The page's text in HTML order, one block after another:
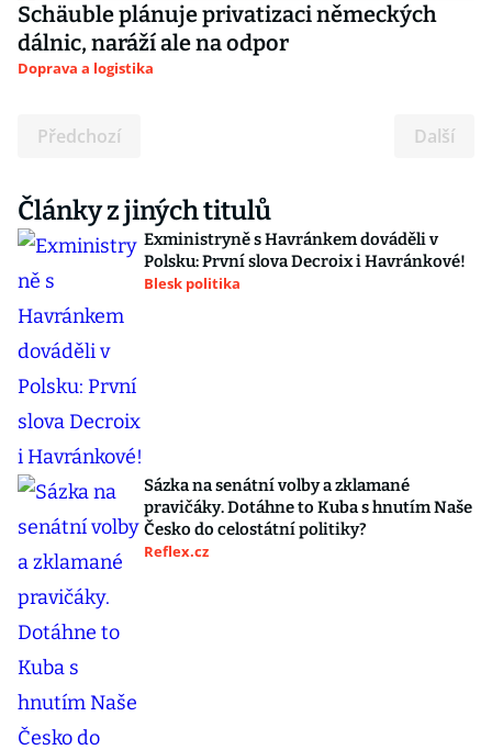
Schäuble plánuje privatizaci německých
dálnic, naráží ale na odpor
Doprava a logistika
Předchozí Další
Články z jiných titulů
Exministryně s Havránkem dováděli v
Polsku: První slova Decroix i Havránkové!
Blesk politika
Sázka na senátní volby a zklamané
pravičáky. Dotáhne to Kuba s hnutím Naše
Česko do celostátní politiky?
Reflex.cz